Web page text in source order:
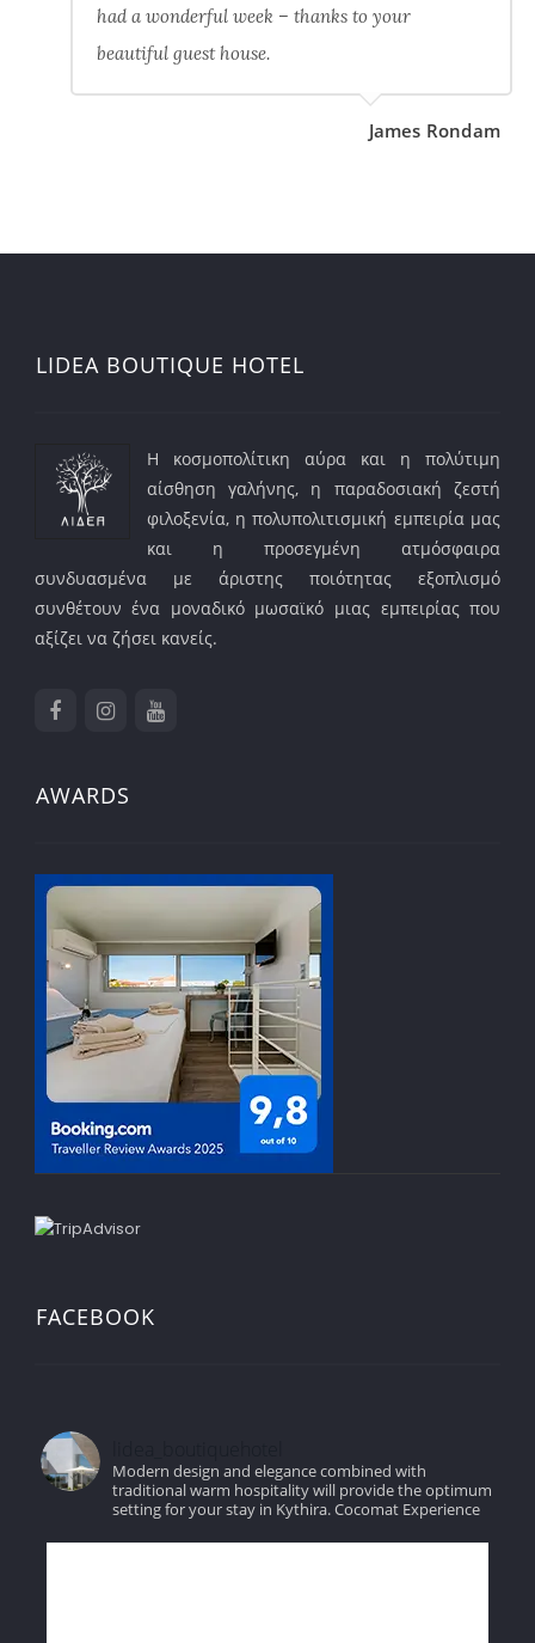
had a wonderful week – thanks to your
beautiful guest house.
James Rondam
LIDEA BOUTIQUE HOTEL
Η κοσμοπολίτικη αύρα και η πολύτιμη
αίσθηση γαλήνης, η παραδοσιακή ζεστή
φιλοξενία, η πολυπολιτισμική εμπειρία μας
και η προσεγμένη ατμόσφαιρα
συνδυασμένα με άριστης ποιότητας εξοπλισμό
συνθέτουν ένα μοναδικό μωσαϊκό μιας εμπειρίας που
αξίζει να ζήσει κανείς.
AWARDS
FACEBOOK
Modern design and elegance combined with
traditional warm hospitality will provide the optimum
setting for your stay in Kythira.Cocomat Experience